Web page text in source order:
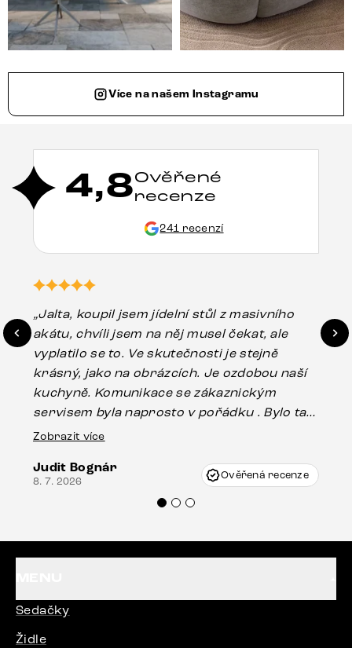
Více na našem Instagramu
4,8Ověřené
recenze
241 recenzí
„Jalta, koupil jsem jídelní stůl z masivního
akátu, chvíli jsem na něj musel čekat, ale
vyplatilo se to. Ve skutečnosti je stejně
krásný, jako na obrázcích. Je ozdobou naší
kuchyně. Komunikace se zákaznickým
servisem byla naprosto v pořádku . Bylo tam
drobné poškození u nohy stolu, které mohlo
Vincze mi velmi korektně vyšli vstříc.
Doporučuji produkty Delife všem.“
Zobrazit více
Judit Bognár
8. 7. 2026 Ověřená recenze
Sedačky
Židle